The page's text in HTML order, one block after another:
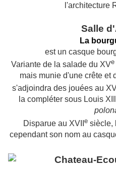
l'architecture
Salle
La
est un casque
Variante de la salade du XVe
mais munie d'une crête et
s'adjoindra des jouées au
la compléter sous Louis
Disparue au XVII e siècle,
cependant son nom au